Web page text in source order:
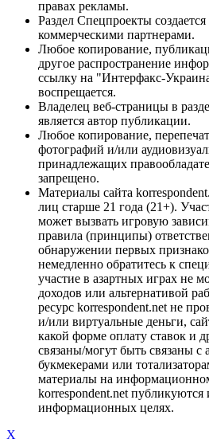
правах рекламы.
Раздел Спецпроекты
коммерческими партнерами.
Любое копирование,
другое распространение
ссылку на "Интерфакс-
воспрещается.
Владелец веб-страницы в
является автор публикации.
Любое копирование,
фотографий и/или
принадлежащих
запрещено.
Материалы сайта
лиц старше 21 года (21+).
может вызвать игровую
правила (принципы)
обнаружении первых
немедленно обратитесь к
участие в азартных играх не
доходов или альтернативой
ресурс korrespondent.net не
и/или виртуальные деньги,
какой форме оплату ставок и
связаны/могут быть связаны с
букмекерами или
материалы на
korrespondent.net публикуются
информационных целях.
X